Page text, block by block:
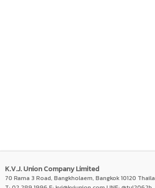
K.V.J. Union Company Limited
70 Rama 3 Road, Bangkholaem, Bangkok 10120